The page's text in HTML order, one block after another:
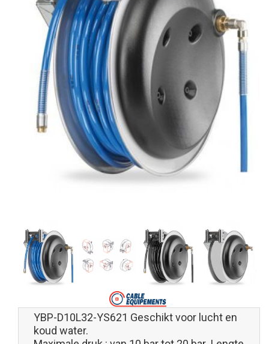
YBP-D10L32-YS621 Geschikt voor lucht en
koud water.